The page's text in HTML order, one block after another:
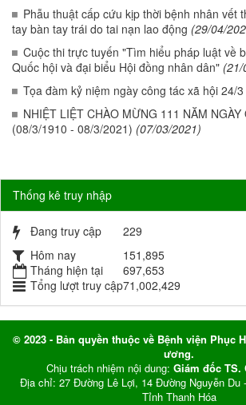
Phẫu thuật cấp cứu kịp thời bệnh nhân vết
tay bàn tay trái do tai nạn lao động (29/04/
Cuộc thi trực tuyến "Tìm hiểu pháp luật về
Quốc hội và đại biểu Hội đồng nhân dân" (21/
Tọa đàm kỷ niệm ngày công tác xã hội 24/3
NHIỆT LIỆT CHÀO MỪNG 111 NĂM
(08/3/1910 - 08/3/2021) (07/03/2021)
Thống kê truy nhập
Đang truy cập
229
Hôm nay
151,895
Tháng hiện tại
697,653
Tổng lượt truy cập71,002,429
© 2023 - Bản quyền thuộc về Bệnh viện Phục
ương.
Chịu trách nhiệm nội dung: Giám đốc TS.
Địa chỉ: 27 Đường Lê Lợi, 14 Đường Nguyễn Du
Tỉnh Thanh Hóa